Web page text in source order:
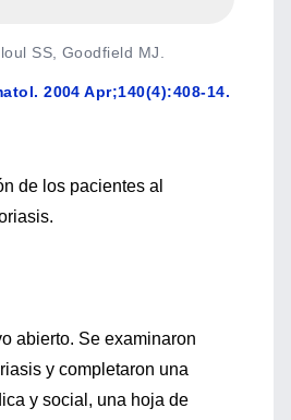
SS, Goodfield MJ.
2004 Apr;140(4):408-14.
de los pacientes al
abierto. Se examinaron
y completaron una
y social, una hoja de